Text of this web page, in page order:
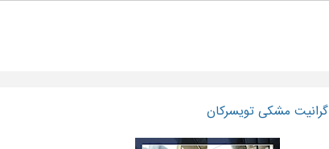
گرانیت مشکی تویسرکان